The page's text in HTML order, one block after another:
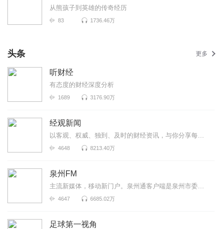
从熊孩子到英雄的传奇经历
83 1736.46万
头条 更多
听财经
有态度的财经深度分析
1689 3176.90万
经观新闻
以客观、权威、独到、及时的财经资讯，与你分享每个重要时刻！A股每日复盘、大公司财报正在持续更新中！
4648 8213.40万
泉州FM
主流新媒体，移动新门户。泉州通客户端是泉州市委市政府重点扶持、泉州晚报社全力打造的泉州智慧城市移...
4647 6685.02万
足球第一视角